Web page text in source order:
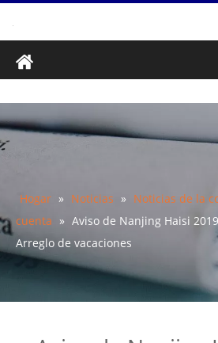
Hogar » Noticias » Noticias de la
cuenta » Aviso de Nanjing Haisi
Arreglo de vacaciones